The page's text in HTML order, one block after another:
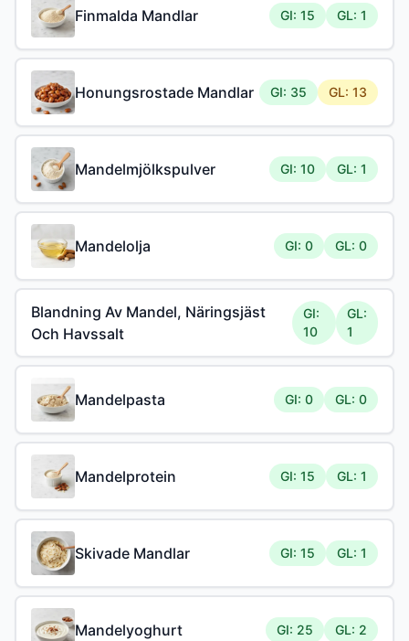
Finmalda Mandlar GI: 15 GL: 1
Honungsrostade Mandlar GI: 35 GL: 13
Mandelmjölkspulver GI: 10 GL: 1
Mandelolja GI: 0 GL: 0
Blandning Av Mandel, Näringsjäst
Och Havssalt
GI:
10
GL:
1
Mandelpasta GI: 0 GL: 0
Mandelprotein GI: 15 GL: 1
Skivade Mandlar GI: 15 GL: 1
Mandelyoghurt GI: 25 GL: 2